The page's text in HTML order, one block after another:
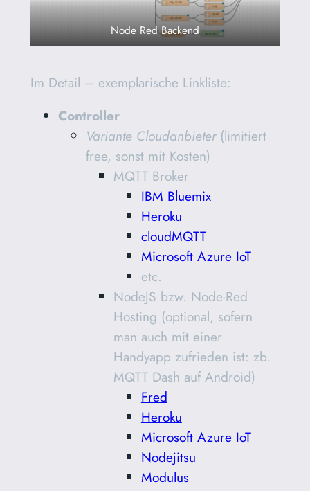
Node Red Backend
Im Detail – exemplarische Linkliste:
Controller
Variante Cloudanbieter (limitiert
free, sonst mit Kosten)
MQTT Broker
IBM Bluemix
Heroku
cloudMQTT
Microsoft Azure IoT
etc.
NodeJS bzw. Node-Red
Hosting (optional, sofern
man auch mit einer
Handyapp zufrieden ist: zb.
MQTT Dash auf Android)
Fred
Heroku
Microsoft Azure IoT
Nodejitsu
Modulus